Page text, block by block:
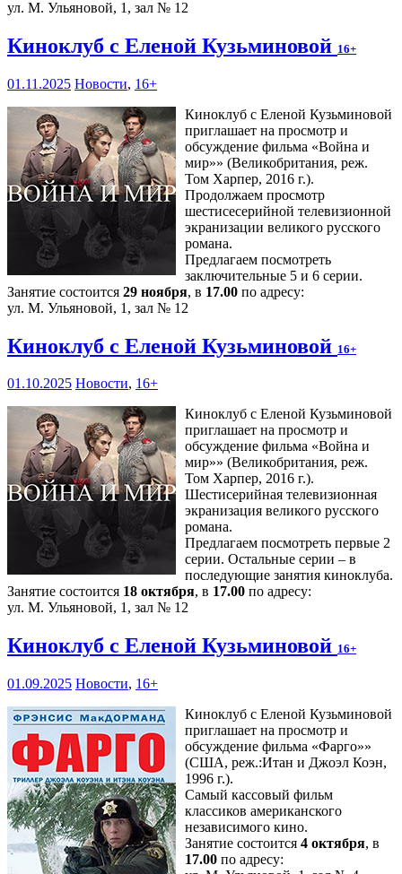
ул. М. Ульяновой, 1, зал № 12
Киноклуб с Еленой Кузьминовой 16+
01.11.2025 Новости, 16+
Киноклуб с Еленой Кузьминовой
приглашает на просмотр и
обсуждение фильма «Война и
мир»» (Великобритания, реж.
Том Харпер, 2016 г.).
Продолжаем просмотр
шестисесерийной телевизионной
экранизации великого русского
романа.
Предлагаем посмотреть
заключительные 5 и 6 серии.
Занятие состоится 29 ноября, в 17.00 по адресу:
ул. М. Ульяновой, 1, зал № 12
Киноклуб с Еленой Кузьминовой 16+
01.10.2025 Новости, 16+
Киноклуб с Еленой Кузьминовой
приглашает на просмотр и
обсуждение фильма «Война и
мир»» (Великобритания, реж.
Том Харпер, 2016 г.).
Шестисерийная телевизионная
экранизация великого русского
романа.
Предлагаем посмотреть первые 2
серии. Остальные серии – в
последующие занятия киноклуба.
Занятие состоится 18 октября, в 17.00 по адресу:
ул. М. Ульяновой, 1, зал № 12
Киноклуб с Еленой Кузьминовой 16+
01.09.2025 Новости, 16+
Киноклуб с Еленой Кузьминовой
приглашает на просмотр и
обсуждение фильма «Фарго»»
(США, реж.:Итан и Джоэл Коэн,
1996 г.).
Самый кассовый фильм
классиков американского
независимого кино.
Занятие состоится 4 октября, в
17.00 по адресу: